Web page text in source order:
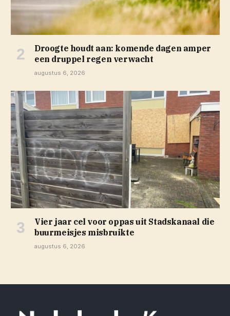
Droogte houdt aan: komende dagen amper
een druppel regen verwacht
augustus 6, 2026
Vier jaar cel voor oppas uit Stadskanaal die
buurmeisjes misbruikte
augustus 6, 2026